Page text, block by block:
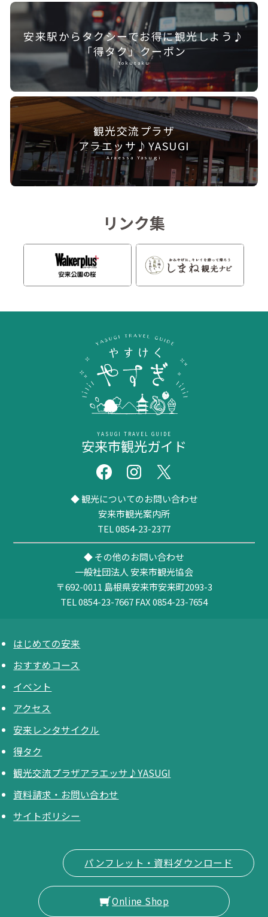
安来駅からタクシーでお得に観光しよう♪
「得タク」クーポン
Tokutaku
観光交流プラザ
アラエッサ♪YASUGI
Araessa Yasugi
リンク集
安来市観光ガイド
YASUGI TRAVEL GUIDE
◆ 観光についてのお問い合わせ
安来市観光案内所
TEL 0854-23-2377
◆ その他のお問い合わせ
一般社団法人 安来市観光協会
〒692-0011 島根県安来市安来町2093-3
TEL 0854-23-7667FAX 0854-23-7654
はじめての安来
おすすめコース
イベント
アクセス
安来レンタサイクル
得タク
観光交流プラザアラエッサ♪YASUGI
資料請求・お問い合わせ
サイトポリシー
パンフレット・資料ダウンロード
Online Shop